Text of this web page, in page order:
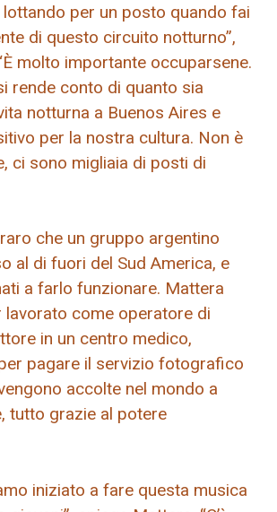
per un posto quando fai
di questo circuito notturno”,
molto importante occuparsene.
rende conto di quanto sia
notturna a Buenos Aires e
per la nostra cultura. Non è
ci sono migliaia di posti di
che un gruppo argentino
al di fuori del Sud America, e
a farlo funzionare. Mattera
lavorato come operatore di
in un centro medico,
pagare il servizio fotografico
accolte nel mondo a
tutto grazie al potere
iniziato a fare questa musica